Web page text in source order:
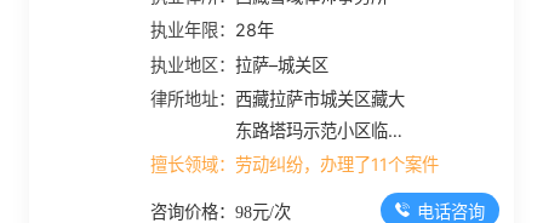
执业年限： 28年
执业地区：拉萨–城关区
律所地址：西藏拉萨市城关区藏大
东路塔玛示范小区临街
商品房东5楼
擅长领域：劳动纠纷，办理了11个案件
咨询价格：98元/次 电话咨询